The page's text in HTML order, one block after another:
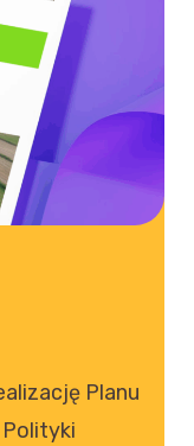
Planu